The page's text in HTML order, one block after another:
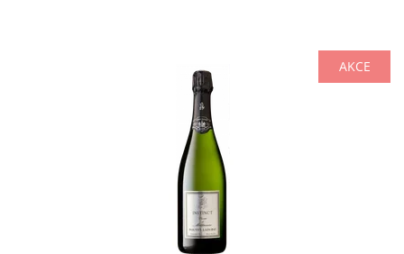
AKCE
Bouvet Instinct Samur Brut Vintage: špičkové šumivé víno
s označením Grand Cru. Směs Chardonnay dodává svěží
ovocné a citrusové tóny. Ideální pro...